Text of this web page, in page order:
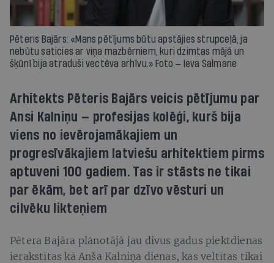
Pēteris Bajārs: «Mans pētījums būtu apstājies strupceļā, ja
nebūtu saticies ar viņa mazbērniem, kuri dzimtas mājā un
šķūnī bija atraduši vectēva arhīvu.» Foto — Ieva Salmane
Arhitekts Pēteris Bajārs veicis pētījumu par
Ansi Kalniņu — profesijas kolēģi, kurš bija
viens no ievērojamākajiem un
progresīvākajiem latviešu arhitektiem pirms
aptuveni 100 gadiem. Tas ir stāsts ne tikai
par ēkām, bet arī par dzīvo vēsturi un
cilvēku likteņiem
Pētera Bajāra plānotājā jau divus gadus piektdienas
ierakstītas kā Anša Kalniņa dienas, kas veltītas tikai